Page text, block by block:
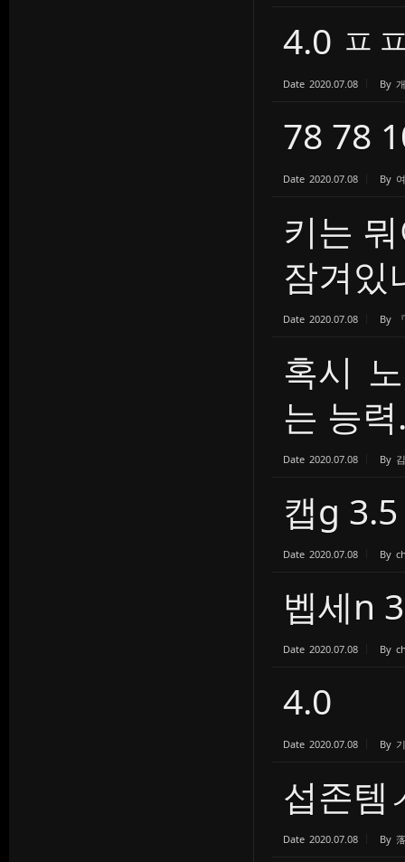
4.0 ㅍ
Date 2020.07.08 By
78 78
Date 2020.07.08 By
키는
잠겨있
Date 2020.07.08 By
혹시
는 능
Date 2020.07.08 By
캡g
Date 2020.07.08 By
벱세n
Date 2020.07.08 By
4.0
Date 2020.07.08 By
섭존템
Date 2020.07.08 By